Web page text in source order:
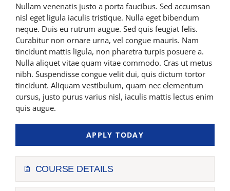
Nullam venenatis justo a porta faucibus. Sed accumsan
nisl eget ligula iaculis tristique. Nulla eget bibendum
neque. Duis eu rutrum augue. Sed quis feugiat felis.
Curabitur non ornare urna, vel congue mauris. Nam
tincidunt mattis ligula, non pharetra turpis posuere a.
Nulla aliquet vitae quam vitae commodo. Cras ut metus
nibh. Suspendisse congue velit dui, quis dictum tortor
tincidunt. Aliquam vestibulum, quam nec elementum
cursus, justo purus varius nisl, iaculis mattis lectus enim
quis augue.
APPLY TODAY
COURSE DETAILS